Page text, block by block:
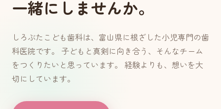
一緒にしませんか。
しろぶたこども歯科は、富山県に根ざした小児専門の歯
科医院です。 子どもと真剣に向き合う、そんなチーム
をつくりたいと思っています。 経験よりも、想いを大
切にしています。